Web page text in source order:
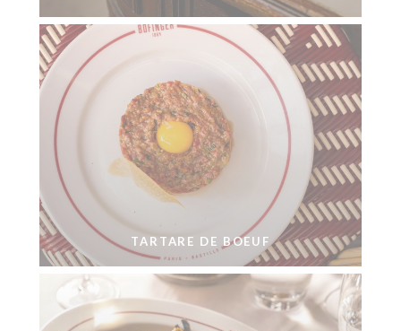
TARTARE DE BOEUF